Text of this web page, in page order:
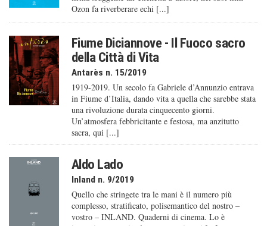
Ozon fa riverberare echi [...]
Fiume Diciannove - Il Fuoco sacro
della Città di Vita
Antarès n. 15/2019
1919-2019. Un secolo fa Gabriele d’Annunzio entrava
in Fiume d’Italia, dando vita a quella che sarebbe stata
una rivoluzione durata cinquecento giorni.
Un’atmosfera febbricitante e festosa, ma anzitutto
sacra, qui [...]
Aldo Lado
Inland n. 9/2019
Quello che stringete tra le mani è il numero più
complesso, stratificato, polisemantico del nostro –
vostro – INLAND. Quaderni di cinema. Lo è